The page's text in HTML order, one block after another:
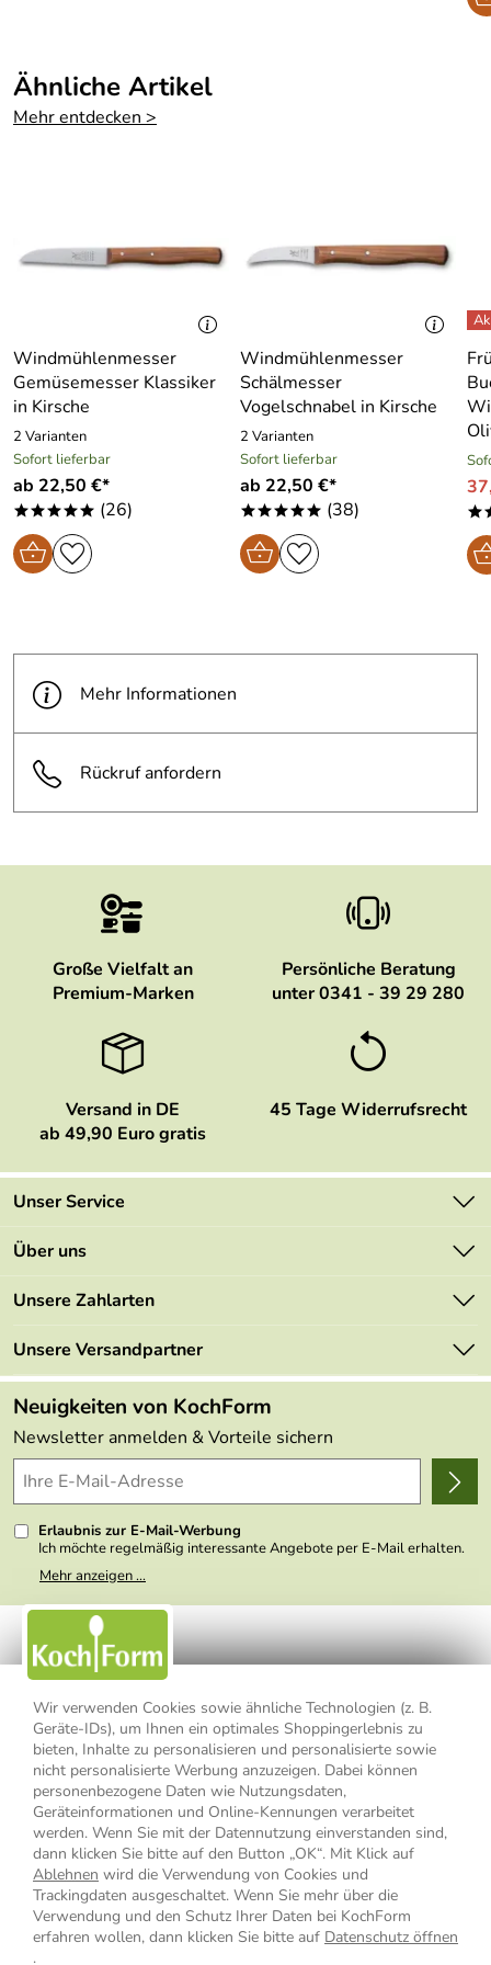
Wir verwenden Cookies sowie ähnliche Technologien (z. B.
Geräte-IDs), um Ihnen ein optimales Shoppingerlebnis zu
bieten, Inhalte zu personalisieren und personalisierte sowie
nicht personalisierte Werbung anzuzeigen. Dabei können
personenbezogene Daten wie Nutzungsdaten,
Geräteinformationen und Online-Kennungen verarbeitet
werden. Wenn Sie mit der Datennutzung einverstanden sind,
dann klicken Sie bitte auf den Button „OK“. Mit Klick auf
Ablehnen wird die Verwendung von Cookies und
Trackingdaten ausgeschaltet. Wenn Sie mehr über die
Verwendung und den Schutz Ihrer Daten bei KochForm
erfahren wollen, dann klicken Sie bitte auf Datenschutz öffnen
.
Ähnliche Artikel
Mehr entdecken >
Windmühlenmesser
Gemüsemesser Klassiker
in Kirsche
2 Varianten
Sofort lieferbar
ab 22,50 €*
***** (26)
Windmühlenmesser
Schälmesser
Vogelschnabel in Kirsche
2 Varianten
Sofort lieferbar
ab 22,50 €*
***** (38)
Mehr Informationen
Rückruf anfordern
Große Vielfalt an
Premium-Marken
Persönliche Beratung
unter 0341 - 39 29 280
Versand in DE
ab 49,90 Euro gratis
45 Tage Widerrufsrecht
Unser Service
Kontakt
Mehrwertsteuerfrei
Retourenportal
FAQs
Lieferbedingungen
Delivery Terms
Kundenlogin
Über uns
Marken
Angebote
Made in Germany
Themen
Wir über uns
Presse
Unsere Zahlarten
Unsere Versandpartner
Neuigkeiten von KochForm
Newsletter anmelden & Vorteile sichern
Erlaubnis zur E-Mail-Werbung
Ich möchte regelmäßig interessante Angebote per E-Mail erhalten.
Meine E-Mail-Adresse wird nicht an andere Unternehmen
weitergegeben. Zu statistischen Zwecken wird in anonymer Form
nicht erkennbar, welche konkrete Person geklickt hat. Diese
Einwilligung zur Nutzung meiner E-Mail- Adresse für Werbezwecke
kann ich jederzeit mit Wirkung für die Zukunft widerrufen, indem ich
den Link "Abmelden" am Ende des Newsletters anklicke oder die
Option Newsletter im Mitgliederbereich deaktiviere. Die
Mehr anzeigen ...
Impressum Datenschutzerklärung
AGB
Widerrufsbelehrung
Widerrufsformular
Vertrag widerrufen
* Alle Preisangaben inkl. MwSt., bis 49,90 € Bestellwert zzgl.
Versandkosten, ab 49,90 € Bestellwert inkl.Versandkosteninnerhalb